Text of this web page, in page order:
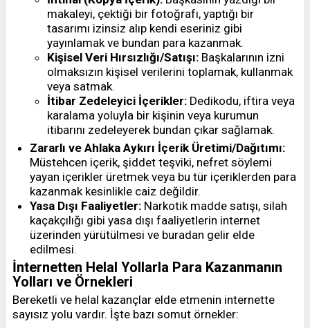
makaleyi, çektiği bir fotoğrafı, yaptığı bir
tasarımı izinsiz alıp kendi eseriniz gibi
yayınlamak ve bundan para kazanmak.
Kişisel Veri Hırsızlığı/Satışı: Başkalarının izni
olmaksızın kişisel verilerini toplamak, kullanmak
veya satmak.
İtibar Zedeleyici İçerikler: Dedikodu, iftira veya
karalama yoluyla bir kişinin veya kurumun
itibarını zedeleyerek bundan çıkar sağlamak.
Zararlı ve Ahlaka Aykırı İçerik Üretimi/Dağıtımı:
Müstehcen içerik, şiddet teşviki, nefret söylemi
yayan içerikler üretmek veya bu tür içeriklerden para
kazanmak kesinlikle caiz değildir.
Yasa Dışı Faaliyetler: Narkotik madde satışı, silah
kaçakçılığı gibi yasa dışı faaliyetlerin internet
üzerinden yürütülmesi ve buradan gelir elde
edilmesi.
İnternetten Helal Yollarla Para Kazanmanın
Yolları ve Örnekleri
Bereketli ve helal kazançlar elde etmenin internette
sayısız yolu vardır. İşte bazı somut örnekler: